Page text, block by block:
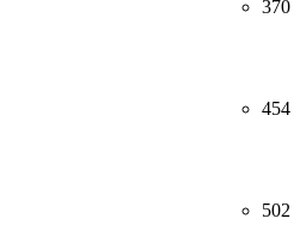
370
454
502